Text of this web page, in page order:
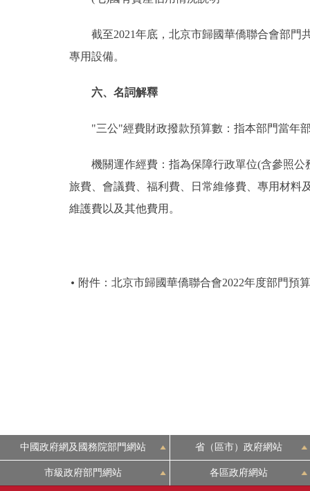
截至2021年底，北京市歸國華僑聯合會部門共
專用設備。
六、名詞解釋
"三公"經費財政撥款預算數：指本部門當年部
機關運作經費：指為保障行政單位(含參照公
旅費、會議費、福利費、日常維修費、專用材料
維護費以及其他費用。
附件：北京市歸國華僑聯合會2022年度部門預
中國政府網及國務院部門網站 省（區市）政府網站
市級政府部門網站 各區政府網站